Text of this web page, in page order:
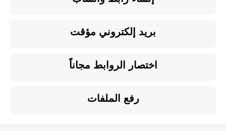
بريد إلكتروني مؤقت
اختصار الروابط مجاناً
رفع الملفات